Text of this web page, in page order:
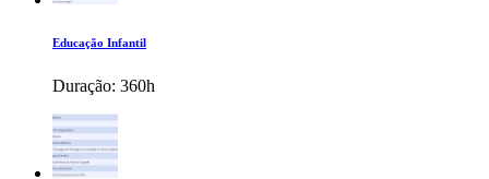
Educação Infantil
Duração: 360h